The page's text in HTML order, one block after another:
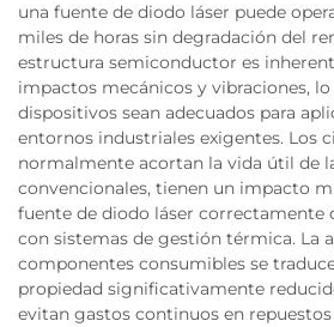
una fuente de diodo láser puede
miles de horas sin degradación del
estructura semiconductor es
impactos mecánicos y vibraciones,
dispositivos sean adecuados para
entornos industriales exigentes. Los
normalmente acortan la vida útil de
convencionales, tienen un impacto
fuente de diodo láser correctamente
con sistemas de gestión térmica. La
componentes consumibles se
propiedad significativamente
evitan gastos continuos en